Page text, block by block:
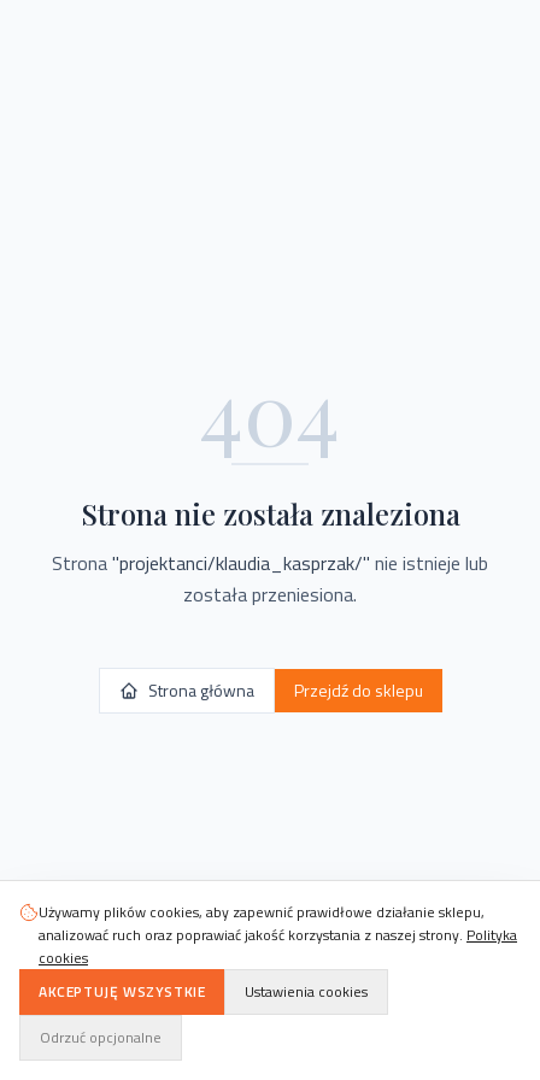
404
Strona nie została znaleziona
Strona"projektanci/klaudia_kasprzak/" nie istnieje lub
została przeniesiona.
Strona główna Przejdź do sklepu
Używamy plików cookies, aby zapewnić prawidłowe działanie sklepu,
analizować ruch oraz poprawiać jakość korzystania z naszej strony. Polityka
cookies
AKCEPTUJĘ WSZYSTKIE
Ustawienia cookies
Odrzuć opcjonalne